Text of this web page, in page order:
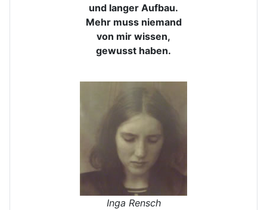
und langer Aufbau.
Mehr muss niemand
von mir wissen,
gewusst haben.
Inga Rensch